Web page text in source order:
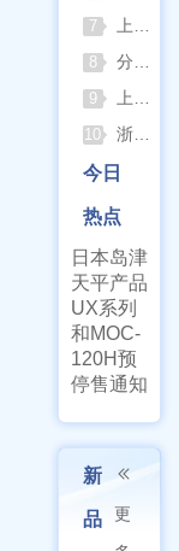
7 上海佑科GC-7860系列网络化气相色谱仪
8 分清生物安全柜与洁净工作台 苏州安泰科普两类设备差异
9 上海申安灭菌器外排、内排与干燥功能全解析
10 浙江孚夏：打造合规可靠的实验室洁净装备
今日
热点
日本岛津
天平产品
UX系列
和MOC-
120H预
停售通知
新
品
更